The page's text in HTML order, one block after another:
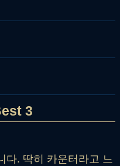
3
다. 딱히 카운터라고 느